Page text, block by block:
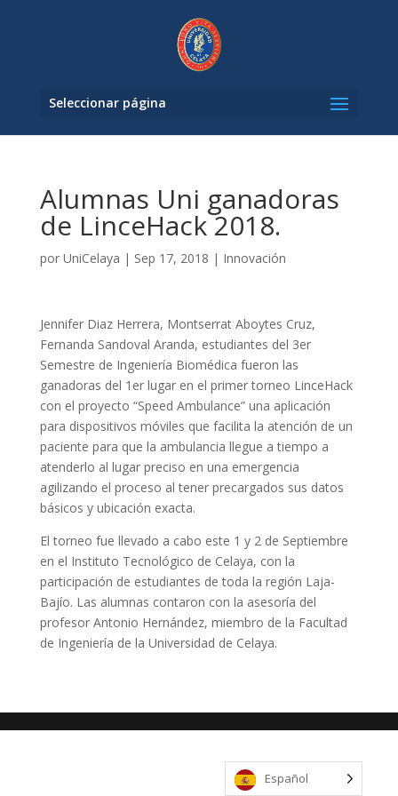
Seleccionar página
Alumnas Uni ganadoras
de LinceHack 2018.
por UniCelaya | Sep 17, 2018 | Innovación
Jennifer Diaz Herrera, Montserrat Aboytes Cruz,
Fernanda Sandoval Aranda, estudiantes del 3er
Semestre de Ingeniería Biomédica fueron las
ganadoras del 1er lugar en el primer torneo LinceHack
con el proyecto “Speed Ambulance” una aplicación
para dispositivos móviles que facilita la atención de un
paciente para que la ambulancia llegue a tiempo a
atenderlo al lugar preciso en una emergencia
agilizando el proceso al tener precargados sus datos
básicos y ubicación exacta.
El torneo fue llevado a cabo este 1 y 2 de Septiembre
en el Instituto Tecnológico de Celaya, con la
participación de estudiantes de toda la región Laja-
Bajío. Las alumnas contaron con la asesoría del
profesor Antonio Hernández, miembro de la Facultad
de Ingeniería de la Universidad de Celaya.
Español